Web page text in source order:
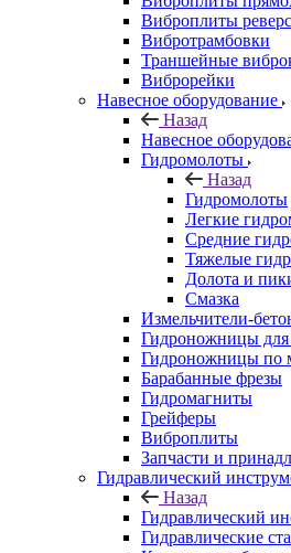
Виброплиты
Вибротрамбовки
Траншейные
Виброрейки
Навесное оборудование
Назад
Навесное
Гидромолоты
Назад
Гидромолоты
Легкие
Средние
Тяжелые
Долота и
Смазка
Измельчители-
Гидроножницы для
Гидроножницы по
Барабанные фрезы
Гидромагниты
Грейферы
Виброплиты
Запчасти и
Гидравлический
Назад
Гидравлический
Гидравлические